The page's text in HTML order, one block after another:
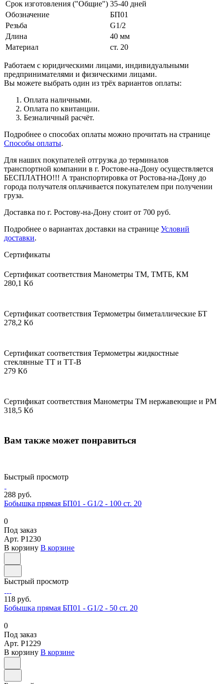
Срок изготовления ("Общие") 35-40 дней
Обозначение
БП01
Резьба
G1/2
Длина
40 мм
Материал
ст. 20
Работаем с юридическими лицами, индивидуальными
предпринимателями и физическими лицами.
Вы можете выбрать один из трёх вариантов оплаты:
Оплата наличными.
Оплата по квитанции.
Безналичный расчёт.
Подробнее о способах оплаты можно прочитать на странице
Способы оплаты.
Для наших покупателей отгрузка до терминалов
транспортной компании в г. Ростове-на-Дону осуществляется
БЕСПЛАТНО!!! А транспортировка от Ростова-на-Дону до
города получателя оплачивается покупателем при получении
груза.
Доставка по г. Ростову-на-Дону стоит от 700 руб.
Подробнее о вариантах доставки на странице Условий
доставки.
Сертификаты
Сертификат соответствия Манометры ТМ, ТМТБ, КМ
280,1 Кб
Сертификат соответствия Термометры биметаллические БТ
278,2 Кб
Сертификат соответствия Термометры жидкостные
стеклянные ТТ и ТТ-В
279 Кб
Сертификат соответствия Манометры ТМ нержавеющие и РМ
318,5 Кб
Вам также может понравиться
Быстрый просмотр
288 руб.
Бобышка прямая БП01 - G1/2 - 100 ст. 20
0
Под заказ
Арт. P1230
В корзину В корзине
Быстрый просмотр
118 руб.
Бобышка прямая БП01 - G1/2 - 50 ст. 20
0
Под заказ
Арт. P1229
В корзину В корзине